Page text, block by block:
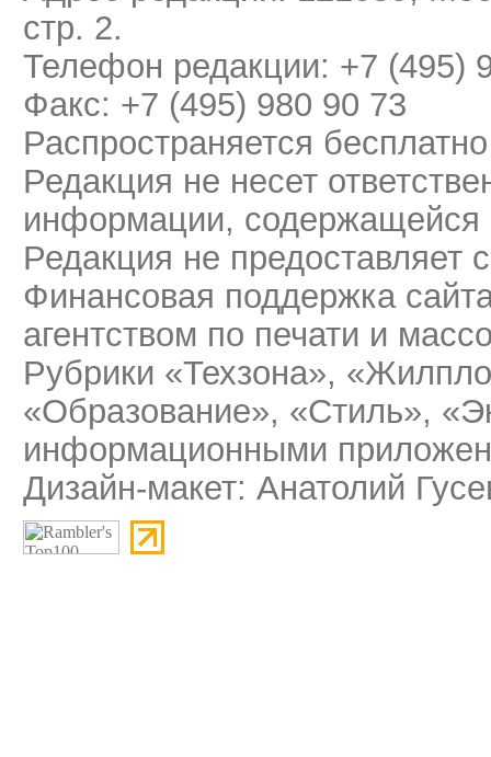
стр. 2.
Телефон редакции: +7 (495)
Факс: +7 (495) 980 90 73
Распространяется бесплатно
Редакция не несет
информации, содержащейся
Редакция не предоставляет
Финансовая поддержка
агентством по печати и
Рубрики «Техзона»,
«Образование», «Стиль»,
информационными
Дизайн-макет: Анатолий